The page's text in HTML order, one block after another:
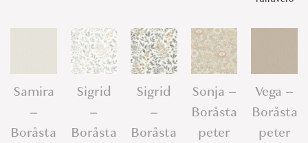
Samira
–
Boråsta
Sigrid
–
Boråsta
Sigrid
–
Boråsta
Sonja –
Boråsta
peter
Vega –
Boråsta
peter